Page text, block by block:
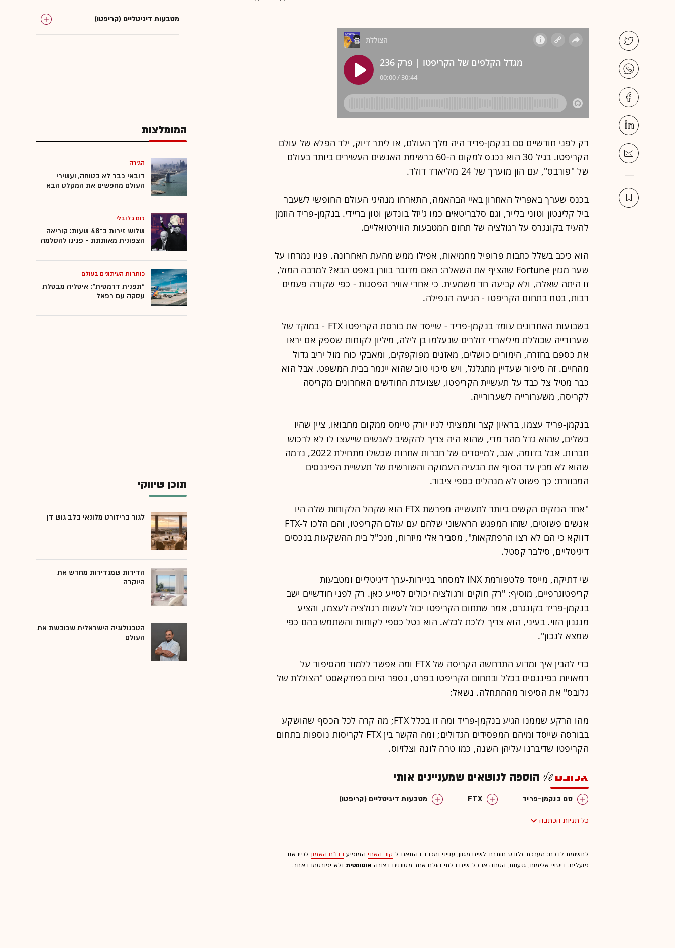
רק לפני חודשיים סם בנקמן-פריד היה מלך העולם, או ליתר דיוק, ילד הפלא של עולם
הקריפטו. בגיל 30 הוא נכנס למקום ה-60 ברשימת האנשים העשירים ביותר בעולם
של "פורבס", עם הון מוערך של 24 מיליארד דולר.
בכנס שערך באפריל האחרון באיי הבהאמה, התארחו מנהיגי העולם החופשי לשעבר
ביל קלינטון וטוני בלייר, וגם סלבריטאים כמו ג'יזל בונדשן וטון בריידי. בנקמן-פריד הוזמן
להעיד בקונגרס על רגולציה של תחום המטבעות הווירטואליים.
הוא כיכב בשלל כתבות פרופיל מחמיאות, אפילו ממש מהעת האחרונה. פניו נמרחו על
שער מגזין Fortune שהציף את השאלה: האם מדובר בוורן באפט הבא? למרבה המזל,
זו היתה שאלה, ולא קביעה חד משמעית. כי אחרי אוויר הפסגות - כפי שקורה פעמים
רבות, בטח בתחום הקריפטו - הגיעה הנפילה.
בשבועות האחרונים עומד בנקמן-פריד - שייסד את בורסת הקריפטו FTX - במוקד של
שערורייה שכוללת מיליארדי דולרים שנעלמו בן לילה, מיליון לקוחות שספק אם יראו
את כספם בחזרה, הימורים כושלים, מאזנים מפוקפקים, ומאבקי כוח מול יריב גדול
מהחיים. זה סיפור שעדיין מתגלגל, ויש סיכוי טוב שהוא ייגמר בבית המשפט. אבל הוא
כבר מטיל צל כבד על תעשיית הקריפטו, שצועדת החודשים האחרונים מקריסה
לקריסה, משערורייה לשערורייה.
בנקמן-פריד עצמו, בראיון קצר ותמציתי לניו יורק טיימס ממקום מחבואו, ציין שהיו
כשלים, שהוא גדל מהר מדי, שהוא היה צריך להקשיב לאנשים שייעצו לו לא לרכוש
חברות. אבל בדומה, אגב, למייסדים של חברות אחרות שכשלו מתחילת 2022, נדמה
שהוא לא מבין עד הסוף את הבעיה העמוקה והשורשית של תעשיית הפיננסים
המבוזרת: כך פשוט לא מנהלים כספי ציבור.
"אחד הנזקים הקשים ביותר לתעשייה מפרשת FTX הוא שקהל הלקוחות שלה היו
אנשים פשוטים, שזהו המפגש הראשוני שלהם עם עולם הקריפטו, והם הלכו ל-FTX
דווקא כי הם לא רצו הרפתקאות", מסביר אלי מיזרוח, מנכ"ל בית ההשקעות בנכסים
דיגיטליים, סילבר קסטל.
שי דתיקה, מייסד פלטפורמת INX למסחר בניירות-ערך דיגיטליים ומטבעות
קריפטוגרפיים, מוסיף: "רק חוקים ורגולציה יכולים לסייע כאן. רק לפני חודשיים ישב
בנקמן-פריד בקונגרס, אמר שתחום הקריפטו יכול לעשות רגולציה לעצמו, והציע
מנגנון הזוי. בעיני, הוא צריך ללכת לכלא. הוא נטל כספי לקוחות והשתמש בהם כפי
שמצא לנכון".
כדי להבין איך ומדוע התרחשה הקריסה של FTX ומה אפשר ללמוד מהסיפור על
רמאויות בפיננסים בכלל ובתחום הקריפטו בפרט, נספר היום בפודקאסט "הצוללת של
גלובס" את הסיפור מההתחלה. נשאל:
מהו הרקע שממנו הגיע בנקמן-פריד ומה זו בכלל FTX; מה קרה לכל הכסף שהושקע
בבורסה שייסד ומיהם המפסידים הגדולים; ומה הקשר בין FTX לקריסות נוספות בתחום
הקריפטו שדיברנו עליהן השנה, כמו טרה לונה וצלזיוס.
הוספה לנושאים שמעניינים אותי
סם בנקמן-פריד FTX מטבעות דיגיטליים (קריפטו)
כל תגיות הכתבה
לתשומת לבכם: מערכת גלובס חותרת לשיח מגוון, ענייני ומכבד בהתאם ל קוד האתיהמופיעבדו"ח האמון לפיו אנו
פועלים. ביטויי אלימות, גזענות, הסתה או כל שיח בלתי הולם אחר מסוננים בצורה אוטומטיתולא יפורסמו באתר.
מטבעות דיגיטליים (קריפטו)
המומלצות
הגירה
דובאי כבר לא בטוחה, ועשירי
העולם מחפשים את המקלט הבא
זום גלובלי
שלוש זירות ב־48 שעות: קוריאה
הצפונית מאותתת - פנינו להסלמה
כותרות העיתונים בעולם
"תפנית דרמטית": איטליה מבטלת
עסקה עם רפאל
תוכן שיווקי
לגור בריזורט מלונאי בלב גוש דן
הדירות שמגדירות מחדש את
היוקרה
הטכנולוגיה הישראלית שכובשת את
העולם